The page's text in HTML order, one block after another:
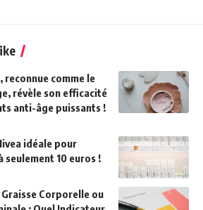
reconnue comme le
révèle son efficacité
anti-âge puissants !
idéale pour
10 euros !
Corporelle ou